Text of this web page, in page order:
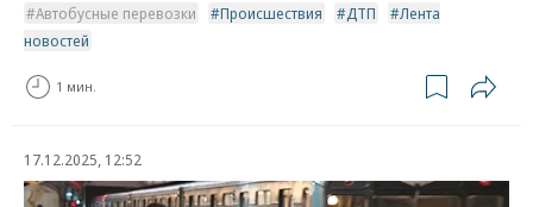
Автобусные перевозки Происшествия ДТП
Лента
новостей
1 мин.
17.12.2025, 12:52